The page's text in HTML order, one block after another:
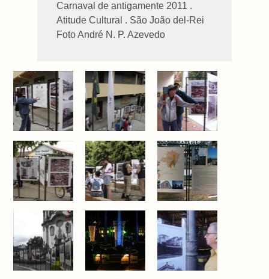
Carnaval de antigamente 2011 .
Atitude Cultural . São João del-Rei
Foto André N. P. Azevedo